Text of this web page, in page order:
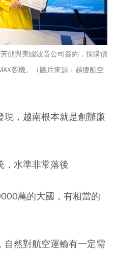
邵與美國波音公司簽約，採購價
客機。（圖片來源：越捷航空
現，越南根本就是創辦廉
，水準非常落後
萬的大國，有相當的
自然對航空運輸有一定需